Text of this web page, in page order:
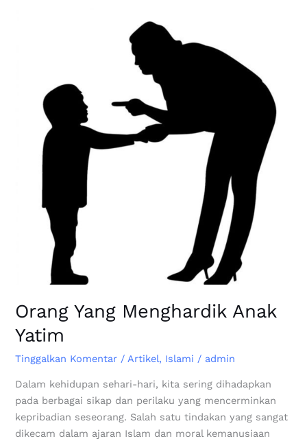
Orang Yang Menghardik Anak
Yatim
Tinggalkan Komentar /Artikel, Islami / admin
Dalam kehidupan sehari-hari, kita sering dihadapkan
pada berbagai sikap dan perilaku yang mencerminkan
kepribadian seseorang. Salah satu tindakan yang sangat
dikecam dalam ajaran Islam dan moral kemanusiaan